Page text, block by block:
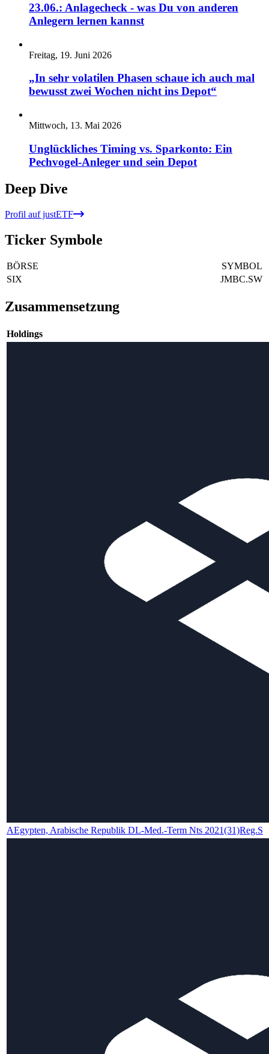
23.06.: Anlagecheck - was Du von anderen
Anlegern lernen kannst
Freitag, 19. Juni 2026
„In sehr volatilen Phasen schaue ich auch mal
bewusst zwei Wochen nicht ins Depot“
Mittwoch, 13. Mai 2026
Unglückliches Timing vs. Sparkonto: Ein
Pechvogel-Anleger und sein Depot
Deep Dive
Profil auf justETF
Ticker Symbole
BÖRSE
SYMBOL
SIX
JMBC.SW
Zusammensetzung
Holdings
AEgypten, Arabische Republik DL-Med.-Term Nts 2021(31)Reg.S